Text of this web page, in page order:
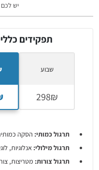
יש לכם
תפקידים
שבוע
‏348₪
תרגול כמותי: הסקה
תרגול מילולי: אנלוגיות,
תרגול צורות: מטריצות,